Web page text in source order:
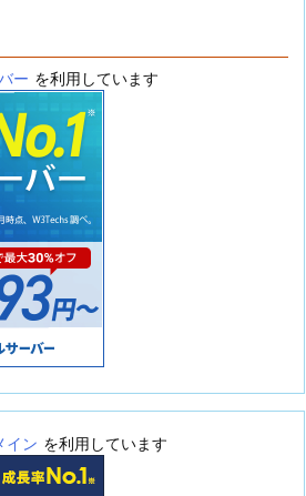
ー を利用しています
イン を利用しています